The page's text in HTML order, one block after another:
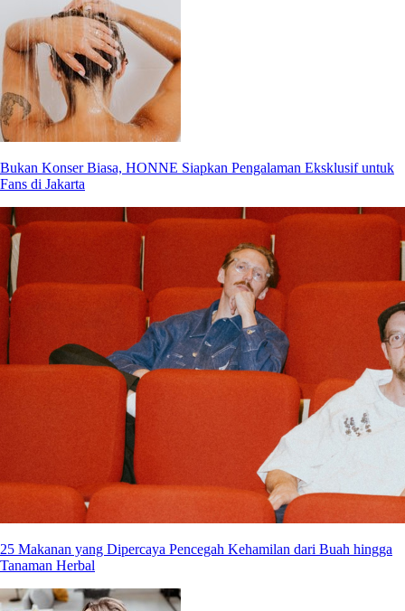
Bukan Konser Biasa, HONNE Siapkan Pengalaman Eksklusif untuk
Fans di Jakarta
25 Makanan yang Dipercaya Pencegah Kehamilan dari Buah hingga
Tanaman Herbal